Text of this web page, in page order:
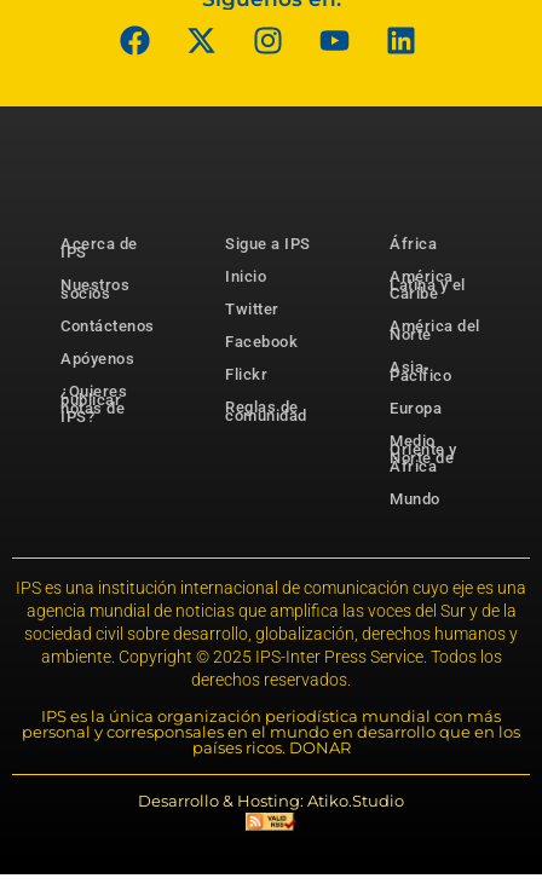
Acerca de
IPS
Nuestros
socios
Contáctenos
Apóyenos
¿Quieres
publicar
notas de
IPS?
Sigue a IPS
Inicio
Twitter
Facebook
Flickr
Reglas de
comunidad
África
América
Latina y el
Caribe
América del
Norte
Asia-
Pacífico
Europa
Medio
Oriente y
Norte de
África
Mundo
IPS es una institución internacional de comunicación cuyo eje es una
agencia mundial de noticias que amplifica las voces del Sur y de la
sociedad civil sobre desarrollo, globalización, derechos humanos y
ambiente. Copyright © 2025 IPS-Inter Press Service. Todos los
derechos reservados.
IPS es la única organización periodística mundial con más
personal y corresponsales en el mundo en desarrollo que en los
países ricos. DONAR
Desarrollo & Hosting: Atiko.Studio